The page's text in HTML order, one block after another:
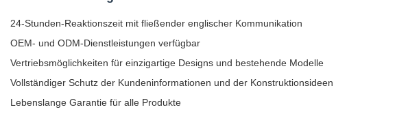
24-Stunden-Reaktionszeit mit fließender englischer Kommunikation
OEM- und ODM-Dienstleistungen verfügbar
Vertriebsmöglichkeiten für einzigartige Designs und bestehende Modelle
Vollständiger Schutz der Kundeninformationen und der Konstruktionsideen
Lebenslange Garantie für alle Produkte